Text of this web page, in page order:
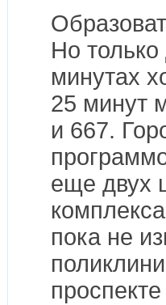
Но только
минутах
25 минут
и 667.
еще двух
пока не